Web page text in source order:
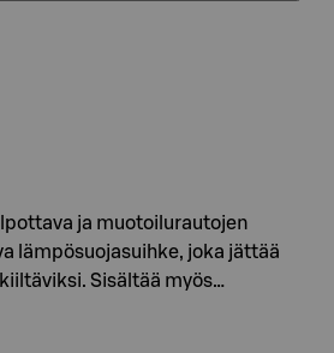
ja muotoilurautojen
lämpösuojasuihke, joka jättää
Sisältää myös…